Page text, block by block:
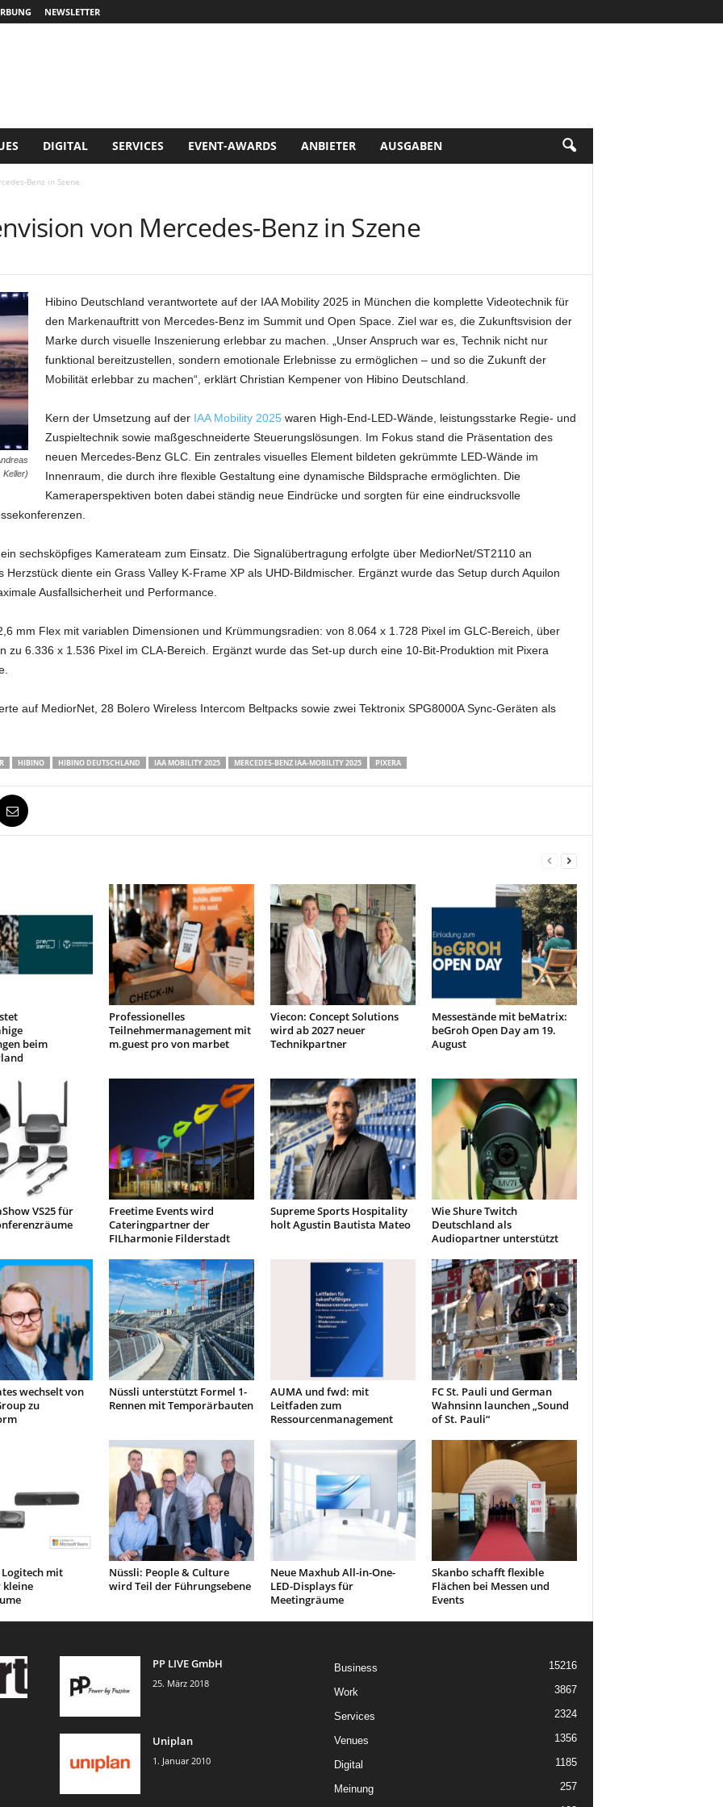
NEWSLETTER
DIGITAL SERVICES EVENT-AWARDS ANBIETER AUSGABEN
Benz in Szene
von Mercedes-Benz in Szene
Keller)
Hibino Deutschland verantwortete auf der IAA Mobility 2025 in München die komplette Videotechnik für
den Markenauftritt von Mercedes-Benz im Summit und Open Space. Ziel war es, die Zukunftsvision der
Marke durch visuelle Inszenierung erlebbar zu machen. „Unser Anspruch war es, Technik nicht nur
funktional bereitzustellen, sondern emotionale Erlebnisse zu ermöglichen – und so die Zukunft der
Mobilität erlebbar zu machen“, erklärt Christian Kempener von Hibino Deutschland.
Kern der Umsetzung auf der IAA Mobility 2025 waren High-End-LED-Wände, leistungsstarke Regie- und
Zuspieltechnik sowie maßgeschneiderte Steuerungslösungen. Im Fokus stand die Präsentation des
neuen Mercedes-Benz GLC. Ein zentrales visuelles Element bildeten gekrümmte LED-Wände im
Innenraum, die durch ihre flexible Gestaltung eine dynamische Bildsprache ermöglichten. Die
Kameraperspektiven boten dabei ständig neue Eindrücke und sorgten für eine eindrucksvolle
sechsköpfiges Kamerateam zum Einsatz. Die Signalübertragung erfolgte über MediorNet/ST2110 an
diente ein Grass Valley K-Frame XP als UHD-Bildmischer. Ergänzt wurde das Setup durch Aquilon
Ausfallsicherheit und Performance.
mm Flex mit variablen Dimensionen und Krümmungsradien: von 8.064 x 1.728 Pixel im GLC-Bereich, über
zu 6.336 x 1.536 Pixel im CLA-Bereich. Ergänzt wurde das Set-up durch eine 10-Bit-Produktion mit Pixera
auf MediorNet, 28 Bolero Wireless Intercom Beltpacks sowie zwei Tektronix SPG8000A Sync-Geräten als
HIBINO HIBINO DEUTSCHLAND IAA MOBILITY 2025 MERCEDES-BENZ IAA-MOBILITY 2025 PIXERA
beim
Professionelles
Teilnehmermanagement mit
m.guest pro von marbet
Viecon: Concept Solutions
wird ab 2027 neuer
Technikpartner
Messestände mit beMatrix:
beGroh Open Day am 19.
August
VS25 für
Freetime Events wird
Cateringpartner der
FILharmonie Filderstadt
Supreme Sports Hospitality
holt Agustin Bautista Mateo
Wie Shure Twitch
Deutschland als
Audiopartner unterstützt
wechselt von
zu
Nüssli unterstützt Formel 1-
Rennen mit Temporärbauten
AUMA und fwd: mit
Leitfaden zum
Ressourcenmanagement
FC St. Pauli und German
Wahnsinn launchen „Sound
of St. Pauli“
mit
kleine
Nüssli: People & Culture
wird Teil der Führungsebene
Neue Maxhub All-in-One-
LED-Displays für
Meetingräume
Skanbo schafft flexible
Flächen bei Messen und
Events
PP LIVE GmbH
25. März 2018
Uniplan
1. Januar 2010
Business 15216
Work 3867
Services 2324
Venues 1356
Digital 1185
Meinung
257